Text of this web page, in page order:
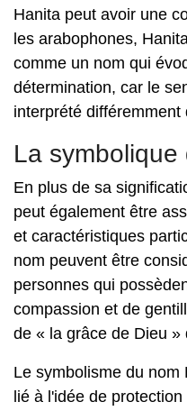
Hanita peut avoir une
les arabophones,
comme un nom qui
détermination, car le
interprété
La
En plus de sa
peut également être
et caractéristiques
nom peuvent être
personnes qui
compassion et de
de « la grâce de Dieu
Le symbolisme du
lié à l'idée de